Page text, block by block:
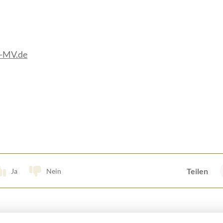
MV.de
Ja Nein Teilen